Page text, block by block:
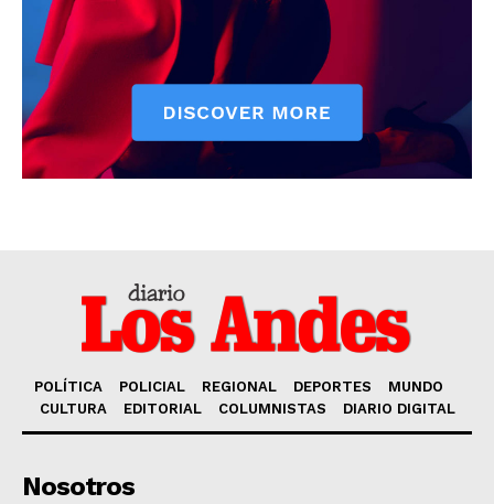
POLÍTICA POLICIAL REGIONAL DEPORTES
MUNDO
CULTURA
EDITORIAL COLUMNISTAS DIARIO DIGITAL
Nosotros